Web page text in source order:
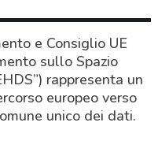
e Consiglio UE
sullo Spazio
rappresenta un
europeo verso
unico dei dati.